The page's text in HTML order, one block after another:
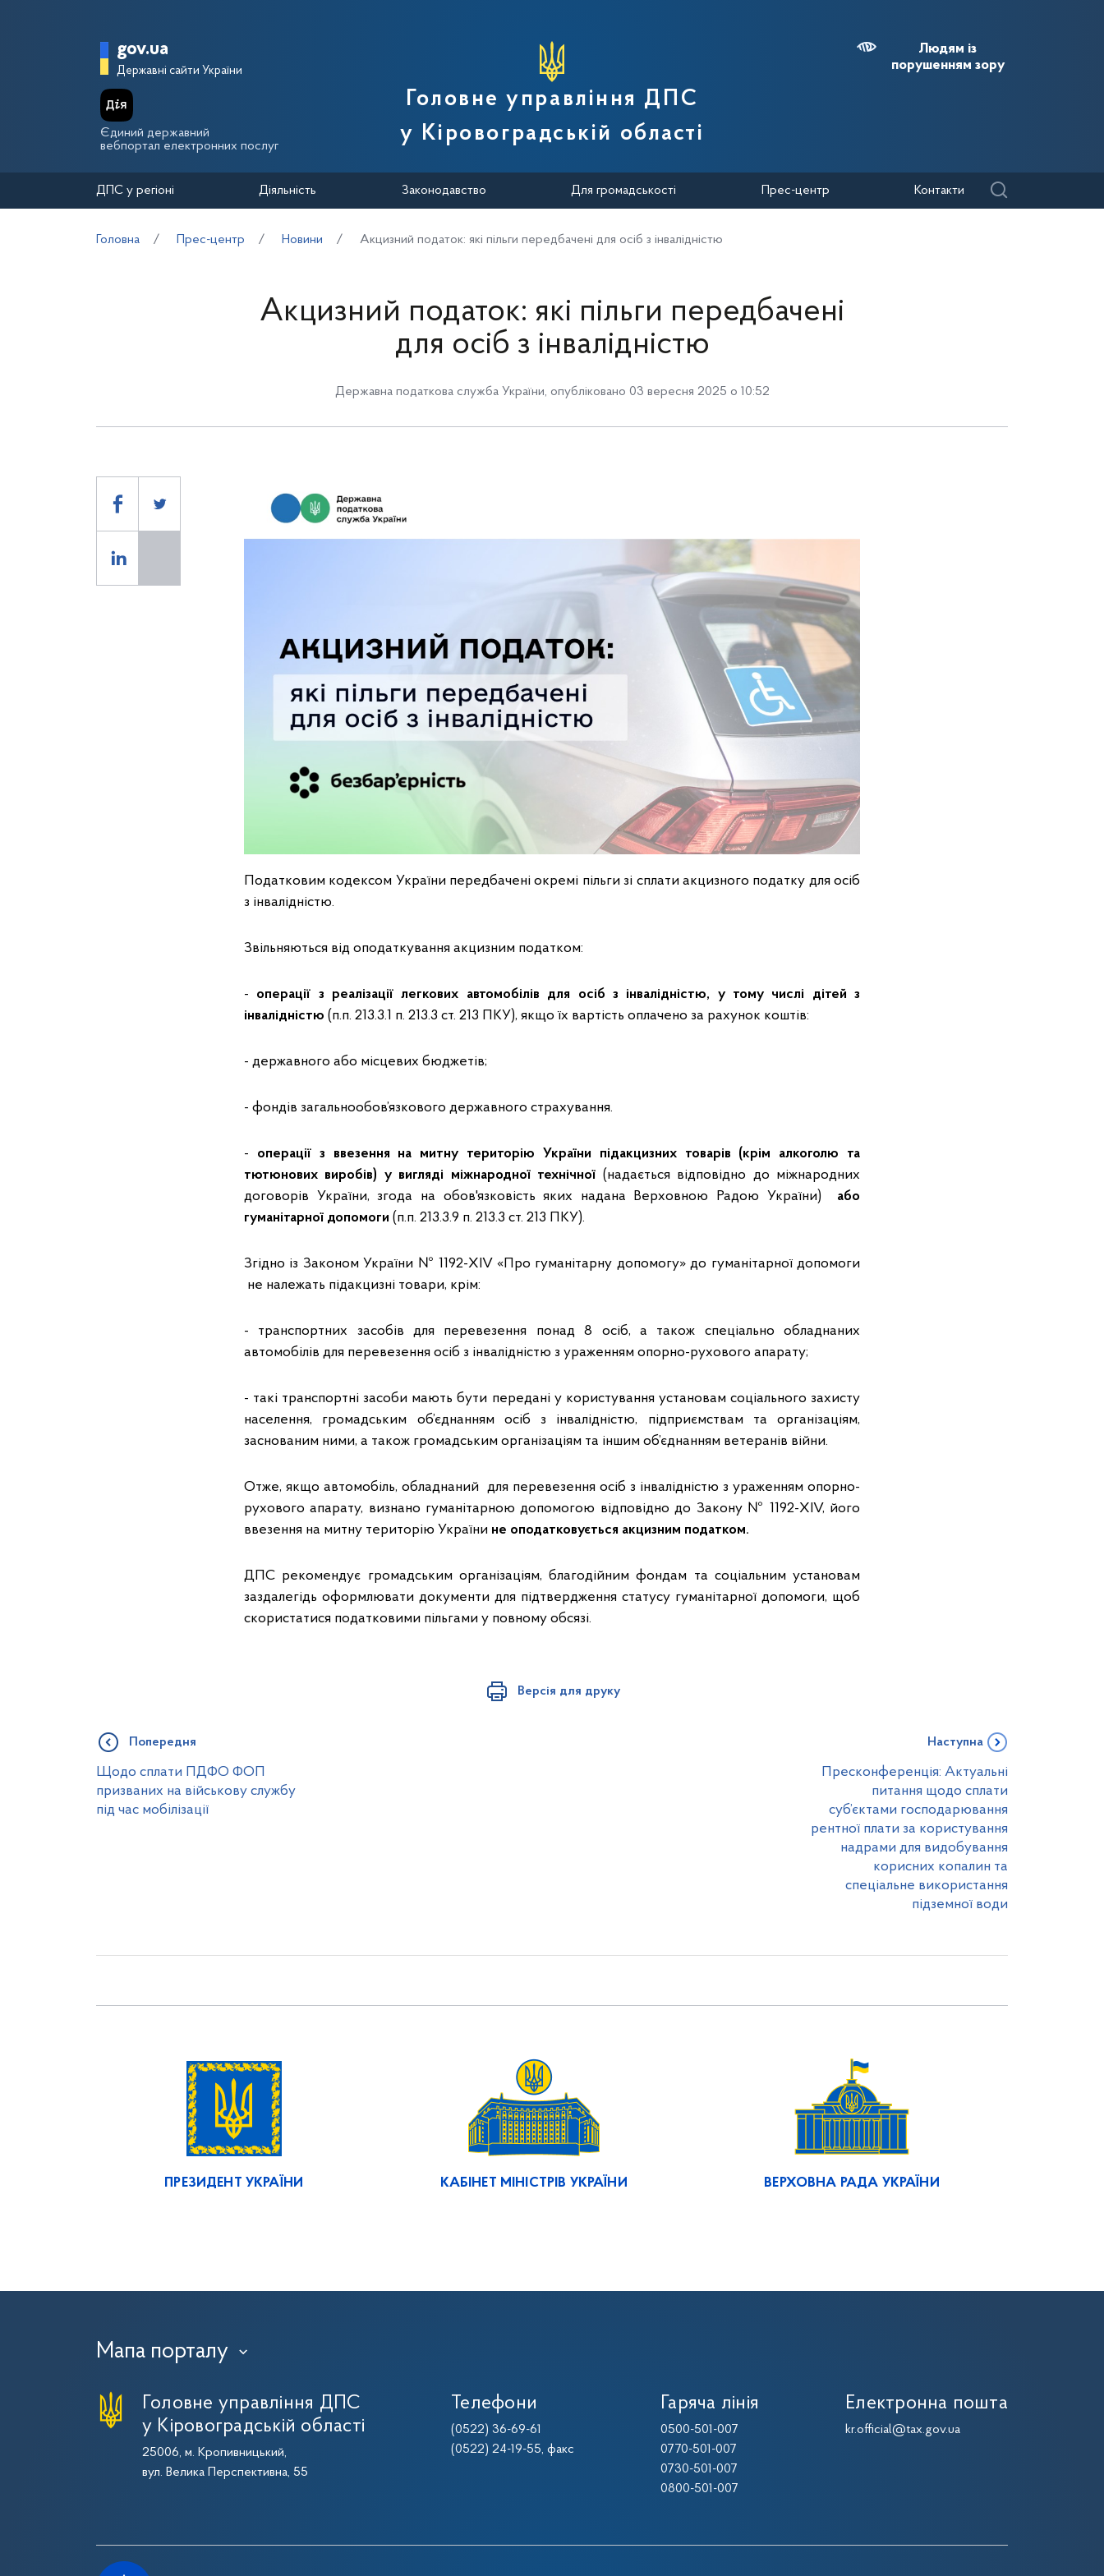
Головна сторінка Державної податкової служби України
gov.ua
Державні сайти України
Єдиний державний
вебпортал електронних послуг
Головне управління ДПС
у Кіровоградській області
Людям із
порушенням зору
ДПС у регіоні Діяльність Законодавство Для громадськості Прес-центр Контакти
Головна Прес-центр Новини Акцизний податок: які пільги передбачені для осіб з інвалідністю
Акцизний податок: які пільги передбачені
для осіб з інвалідністю
Державна податкова служба України, опубліковано 03 вересня 2025 о 10:52
Податковим кодексом України передбачені окремі пільги зі сплати акцизного податку для осіб
з інвалідністю.
Звільняються від оподаткування акцизним податком:
- операції з реалізації легкових автомобілів для осіб з інвалідністю, у тому числі дітей з
інвалідністю (п.п. 213.3.1 п. 213.3 ст. 213 ПКУ), якщо їх вартість оплачено за рахунок коштів:
- державного або місцевих бюджетів;
- фондів загальнообов’язкового державного страхування.
- операції з ввезення на митну територію України підакцизних товарів (крім алкоголю та
тютюнових виробів) у вигляді міжнародної технічної (надається відповідно до міжнародних
договорів України, згода на обов'язковість яких надана Верховною Радою України) або
гуманітарної допомоги (п.п. 213.3.9 п. 213.3 ст. 213 ПКУ).
Згідно із Законом України № 1192-XIV «Про гуманітарну допомогу» до гуманітарної допомоги
не належать підакцизні товари, крім:
- транспортних засобів для перевезення понад 8 осіб, а також спеціально обладнаних
автомобілів для перевезення осіб з інвалідністю з ураженням опорно-рухового апарату;
- такі транспортні засоби мають бути передані у користування установам соціального захисту
населення, громадським об’єднанням осіб з інвалідністю, підприємствам та організаціям,
заснованим ними, а також громадським організаціям та іншим об’єднанням ветеранів війни.
Отже, якщо автомобіль, обладнаний для перевезення осіб з інвалідністю з ураженням опорно-
рухового апарату, визнано гуманітарною допомогою відповідно до Закону № 1192-XIV, його
ввезення на митну територію України не оподатковується акцизним податком.
ДПС рекомендує громадським організаціям, благодійним фондам та соціальним установам
заздалегідь оформлювати документи для підтвердження статусу гуманітарної допомоги, щоб
скористатися податковими пільгами у повному обсязі.
Версія для друку
Попередня
Щодо сплати ПДФО ФОП
призваних на військову службу
під час мобілізації
Наступна
Пресконференція: Актуальні
питання щодо сплати
суб’єктами господарювання
рентної плати за користування
надрами для видобування
корисних копалин та
спеціальне використання
підземної води
ПРЕЗИДЕНТ УКРАЇНИ КАБІНЕТ МІНІСТРІВ УКРАЇНИ ВЕРХОВНА РАДА УКРАЇНИ
Мапа порталу ›
Головне управління ДПС
у Кіровоградській області
25006, м. Кропивницький,
вул. Велика Перспективна, 55
Телефони
(0522) 36-69-61
(0522) 24-19-55, факс
Гаряча лінія
0500-501-007
0770-501-007
0730-501-007
0800-501-007
Електронна пошта
kr.official@tax.gov.ua